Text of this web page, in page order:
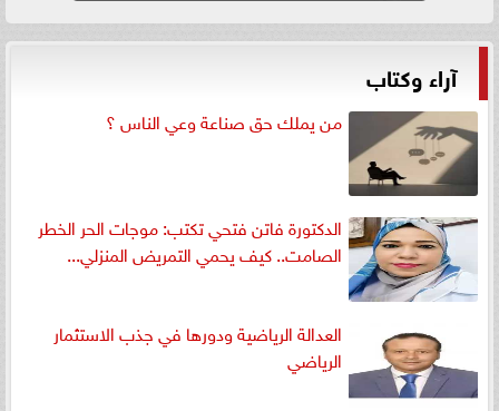
آراء وكتاب
من يملك حق صناعة وعي الناس ؟
الدكتورة فاتن فتحي تكتب: موجات الحر الخطر
الصامت.. كيف يحمي التمريض المنزلي...
العدالة الرياضية ودورها في جذب الاستثمار
الرياضي